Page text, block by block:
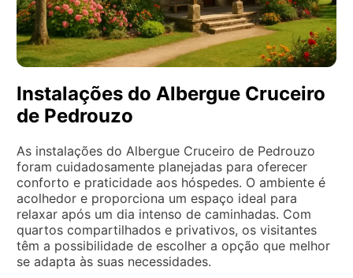
Instalações do Albergue Cruceiro
de Pedrouzo
As instalações do Albergue Cruceiro de Pedrouzo
foram cuidadosamente planejadas para oferecer
conforto e praticidade aos hóspedes. O ambiente é
acolhedor e proporciona um espaço ideal para
relaxar após um dia intenso de caminhadas. Com
quartos compartilhados e privativos, os visitantes
têm a possibilidade de escolher a opção que melhor
se adapta às suas necessidades.